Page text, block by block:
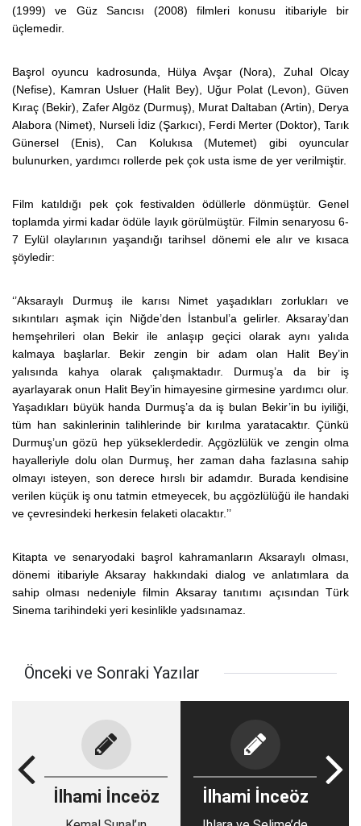
(1999) ve Güz Sancısı (2008) filmleri konusu itibariyle bir
üçlemedir.
Başrol oyuncu kadrosunda, Hülya Avşar (Nora), Zuhal Olcay
(Nefise), Kamran Usluer (Halit Bey), Uğur Polat (Levon), Güven
Kıraç (Bekir), Zafer Algöz (Durmuş), Murat Daltaban (Artin), Derya
Alabora (Nimet), Nurseli İdiz (Şarkıcı), Ferdi Merter (Doktor), Tarık
Günersel (Enis), Can Kolukısa (Mutemet) gibi oyuncular
bulunurken, yardımcı rollerde pek çok usta isme de yer verilmiştir.
Film katıldığı pek çok festivalden ödüllerle dönmüştür. Genel
toplamda yirmi kadar ödüle layık görülmüştür. Filmin senaryosu 6-
7 Eylül olaylarının yaşandığı tarihsel dönemi ele alır ve kısaca
şöyledir:
‘’Aksaraylı Durmuş ile karısı Nimet yaşadıkları zorlukları ve
sıkıntıları aşmak için Niğde’den İstanbul’a gelirler. Aksaray’dan
hemşehrileri olan Bekir ile anlaşıp geçici olarak aynı yalıda
kalmaya başlarlar. Bekir zengin bir adam olan Halit Bey’in
yalısında kahya olarak çalışmaktadır. Durmuş’a da bir iş
ayarlayarak onun Halit Bey’in himayesine girmesine yardımcı olur.
Yaşadıkları büyük handa Durmuş’a da iş bulan Bekir’in bu iyiliği,
tüm han sakinlerinin talihlerinde bir kırılma yaratacaktır. Çünkü
Durmuş’un gözü hep yükseklerdedir. Açgözlülük ve zengin olma
hayalleriyle dolu olan Durmuş, her zaman daha fazlasına sahip
olmayı isteyen, son derece hırslı bir adamdır. Burada kendisine
verilen küçük iş onu tatmin etmeyecek, bu açgözlülüğü ile handaki
ve çevresindeki herkesin felaketi olacaktır.’’
Kitapta ve senaryodaki başrol kahramanların Aksaraylı olması,
dönemi itibariyle Aksaray hakkındaki dialog ve anlatımlara da
sahip olması nedeniyle filmin Aksaray tanıtımı açısından Türk
Sinema tarihindeki yeri kesinlikle yadsınamaz.
Önceki ve Sonraki Yazılar
İlhami İnceöz İlhami İnceöz